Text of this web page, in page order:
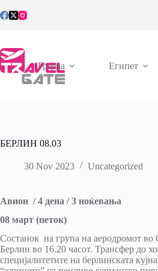
to
Грција Египет
БЕРЛИН 08.03
30 Nov 2023 Uncategorized
Авион / 4 дена / 3 ноќевања
08 март (петок)
Состанок на група на аеродромот во
Берлин во 16.20 часот. Трансфер до
специјалитетите на берлинската